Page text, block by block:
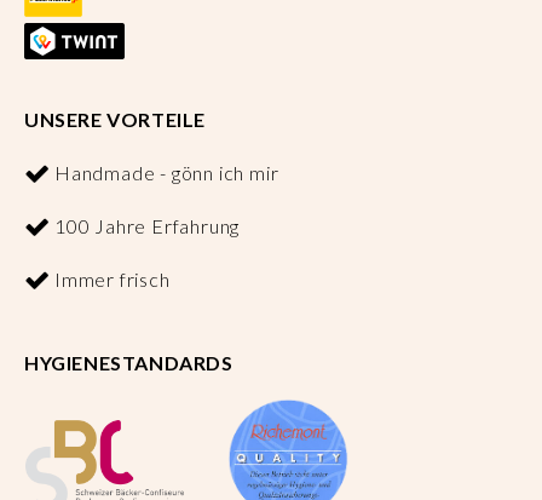
UNSERE VORTEILE
Handmade - gönn ich mir
100 Jahre Erfahrung
Immer frisch
HYGIENESTANDARDS